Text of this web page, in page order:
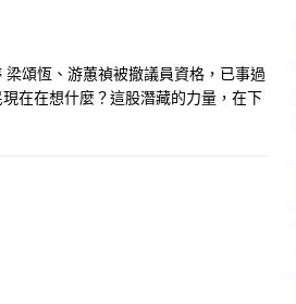
恆、游蕙禎被撤議員資格，已事過
在在想什麼？這股潛藏的力量，在下